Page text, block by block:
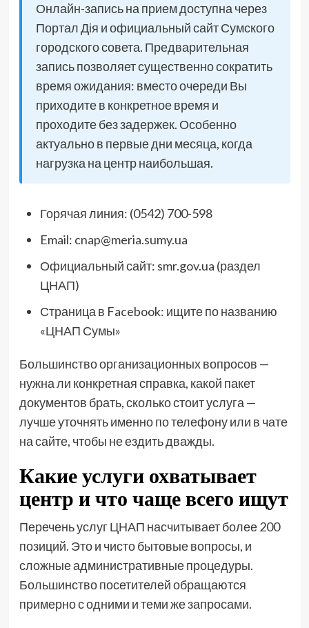
Онлайн-запись на прием доступна через
Портал Дія и официальный сайт Сумского
городского совета. Предварительная
запись позволяет существенно сократить
время ожидания: вместо очереди Вы
приходите в конкретное время и
проходите без задержек. Особенно
актуально в первые дни месяца, когда
нагрузка на центр наибольшая.
Горячая линия: (0542) 700-598
Email: cnap@meria.sumy.ua
Официальный сайт: smr.gov.ua (раздел
ЦНАП)
Страница в Facebook: ищите по названию
«ЦНАП Сумы»
Большинство организационных вопросов —
нужна ли конкретная справка, какой пакет
документов брать, сколько стоит услуга —
лучше уточнять именно по телефону или в чате
на сайте, чтобы не ездить дважды.
Какие услуги охватывает
центр и что чаще всего ищут
Перечень услуг ЦНАП насчитывает более 200
позиций. Это и чисто бытовые вопросы, и
сложные административные процедуры.
Большинство посетителей обращаются
примерно с одними и теми же запросами.